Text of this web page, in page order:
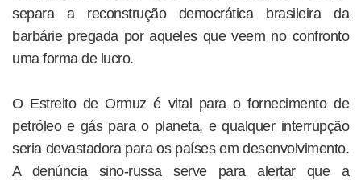
separa a reconstrução democrática brasileira da
barbárie pregada por aqueles que veem no confronto
uma forma de lucro.
O Estreito de Ormuz é vital para o fornecimento de
petróleo e gás para o planeta, e qualquer interrupção
seria devastadora para os países em desenvolvimento.
A denúncia sino-russa serve para alertar que a